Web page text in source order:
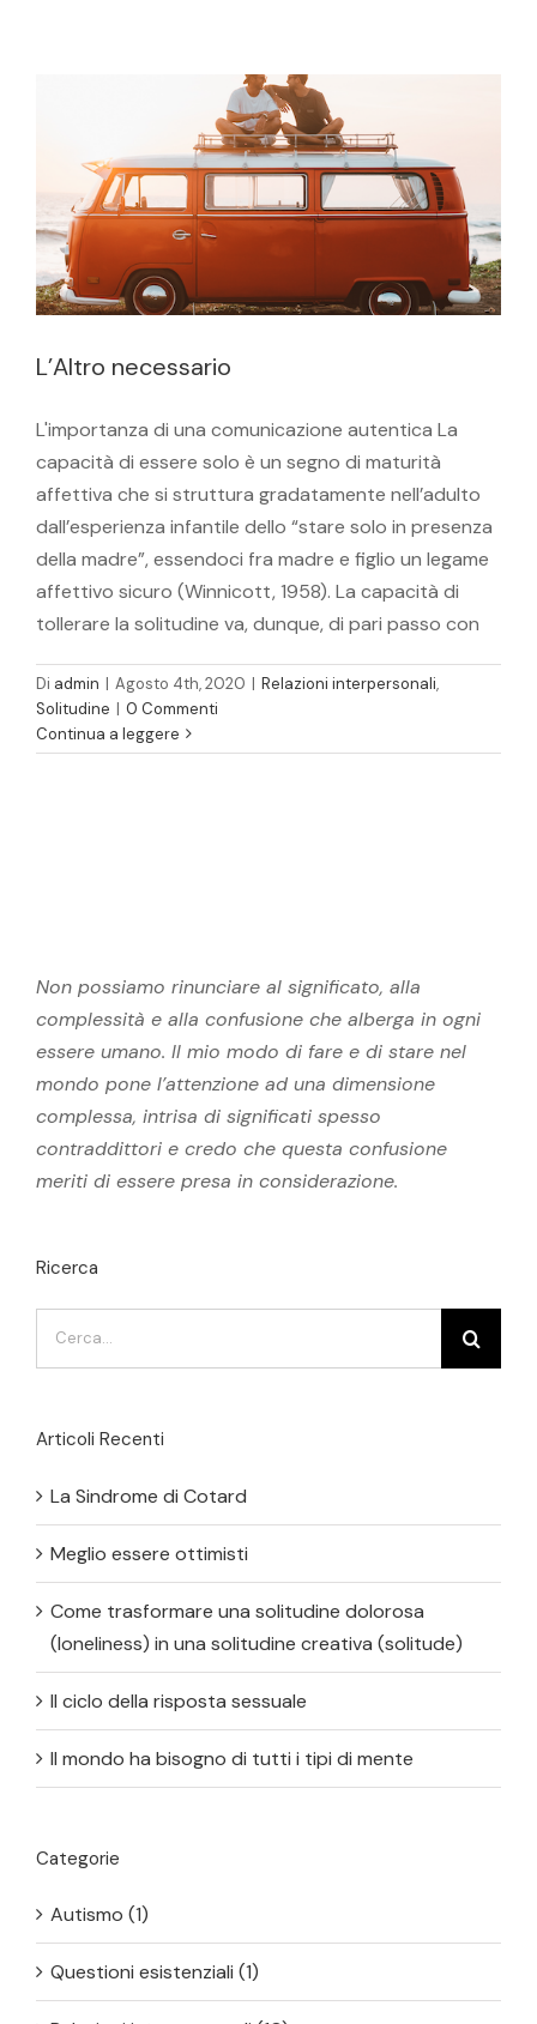
L’Altro necessario
L'importanza di una comunicazione autentica La
capacità di essere solo è un segno di maturità
affettiva che si struttura gradatamente nell’adulto
dall’esperienza infantile dello “stare solo in presenza
della madre”, essendoci fra madre e figlio un legame
affettivo sicuro (Winnicott, 1958). La capacità di
tollerare la solitudine va, dunque, di pari passo con
Di admin | Agosto 4th, 2020 | Relazioni interpersonali,
Solitudine | 0 Commenti
Continua a leggere
Non possiamo rinunciare al significato, alla
complessità e alla confusione che alberga in ogni
essere umano. Il mio modo di fare e di stare nel
mondo pone l’attenzione ad una dimensione
complessa, intrisa di significati spesso
contraddittori e credo che questa confusione
meriti di essere presa in considerazione.
Ricerca
Articoli Recenti
La Sindrome di Cotard
Meglio essere ottimisti
Come trasformare una solitudine dolorosa
(loneliness) in una solitudine creativa (solitude)
Il ciclo della risposta sessuale
Il mondo ha bisogno di tutti i tipi di mente
Categorie
Autismo (1)
Questioni esistenziali (1)